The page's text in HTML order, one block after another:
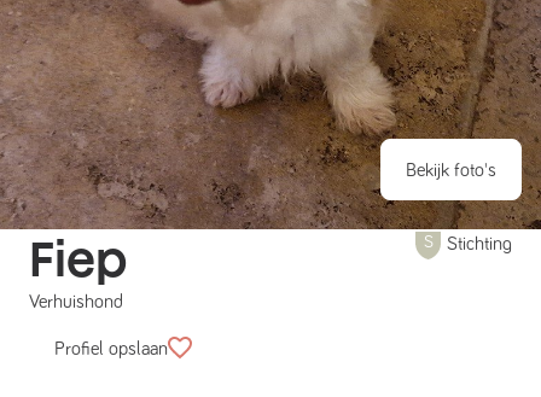
Bekijk foto's
Fiep
Verhuishond
Stichting
Profiel opslaan